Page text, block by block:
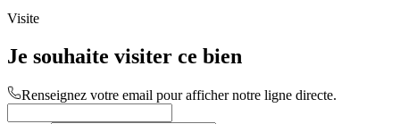
Visite
Je souhaite visiter ce bien
Renseignez votre email pour afficher notre ligne directe.